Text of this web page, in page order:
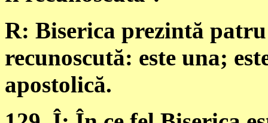
R: Biserica prezintă
recunoscută: este una;
apostolică.